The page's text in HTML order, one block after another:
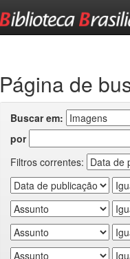
Página de
Buscar em:
por
Filtros correntes: